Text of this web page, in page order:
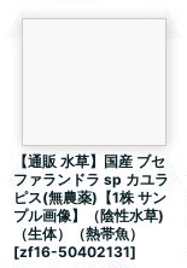
【通販 水草】国産 ブセ
ファランドラ sp カユラ
ピス(無農薬)【1株 サン
プル画像】（陰性水草)
（生体）（熱帯魚）
[zf16-50402131]